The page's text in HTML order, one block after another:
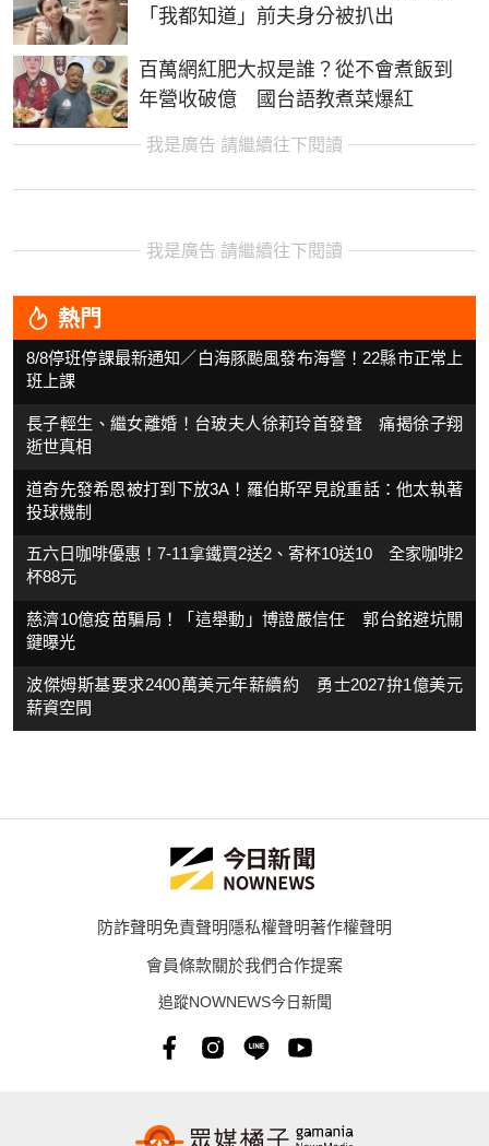
「我都知道」前夫身分被扒出
百萬網紅肥大叔是誰？從不會煮飯到
年營收破億 國台語教煮菜爆紅
我是廣告 請繼續往下閱讀
我是廣告 請繼續往下閱讀
熱門
8/8停班停課最新通知／白海豚颱風發布海警！22縣市正常上
班上課
長子輕生、繼女離婚！台玻夫人徐莉玲首發聲 痛揭徐子翔
逝世真相
道奇先發希恩被打到下放3A！羅伯斯罕見說重話：他太執著
投球機制
五六日咖啡優惠！7-11拿鐵買2送2、寄杯10送10 全家咖啡2
杯88元
慈濟10億疫苗騙局！「這舉動」博證嚴信任 郭台銘避坑關
鍵曝光
波傑姆斯基要求2400萬美元年薪續約 勇士2027拚1億美元
薪資空間
防詐聲明免責聲明隱私權聲明著作權聲明
會員條款關於我們合作提案
追蹤NOWNEWS今日新聞